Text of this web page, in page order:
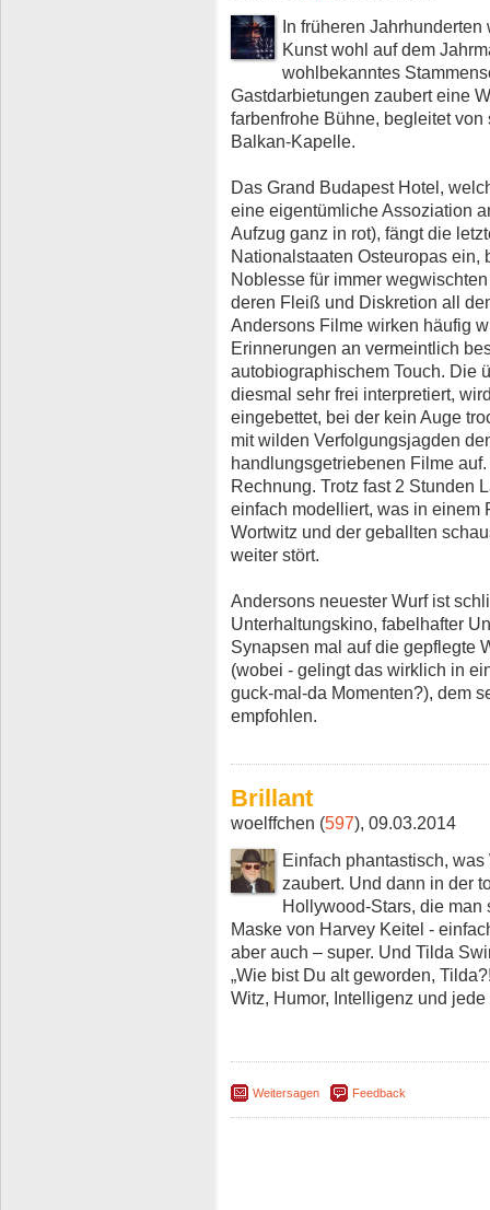
In früheren
Kunst wohl auf dem
wohlbekanntes
Gastdarbietungen zaubert eine
farbenfrohe Bühne, begleitet
Balkan-Kapelle.
Das Grand Budapest Hotel,
eine eigentümliche Assoziation
Aufzug ganz in rot), fängt die
Nationalstaaten Osteuropas
Noblesse für immer
deren Fleiß und Diskretion all
Andersons Filme wirken häufig
Erinnerungen an vermeintlich
autobiographischem Touch. Die
diesmal sehr frei interpretiert,
eingebettet, bei der kein Auge
mit wilden Verfolgungsjagden
handlungsgetriebenen Filme
Rechnung. Trotz fast 2 Stunden
einfach modelliert, was in einem
Wortwitz und der geballten
weiter stört.
Andersons neuester Wurf ist
Unterhaltungskino, fabelhafter
Synapsen mal auf die gepflegte
(wobei - gelingt das wirklich in
guck-mal-da Momenten?), dem
empfohlen.
Brillant
woelffchen (597), 09.03.2014
Einfach phantastisch,
zaubert. Und dann in der
Hollywood-Stars, die
Maske von Harvey Keitel -
aber auch – super. Und Tilda
„Wie bist Du alt geworden,
Witz, Humor, Intelligenz und
Weitersagen Feedback